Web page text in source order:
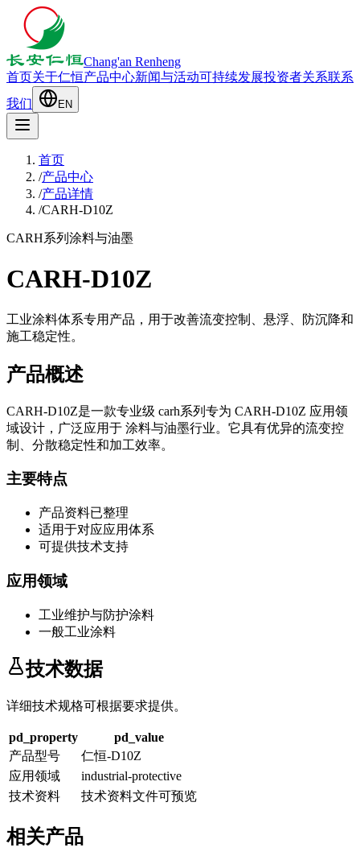
Chang'an Renheng
首页关于仁恒产品中心新闻与活动可持续发展投资者关系联系
我们
EN
首页
/产品中心
/产品详情
/CARH-D10Z
CARH系列 涂料与油墨
CARH-D10Z
工业涂料体系专用产品，用于改善流变控制、悬浮、防沉降和
施工稳定性。
产品概述
CARH-D10Z是一款专业级 carh系列 专为 CARH-D10Z 应用领
域设计，广泛应用于 涂料与油墨行业。它具有优异的流变控
制、分散稳定性和加工效率。
主要特点
产品资料已整理
适用于对应应用体系
可提供技术支持
应用领域
工业维护与防护涂料
一般工业涂料
技术数据
详细技术规格可根据要求提供。
pd_property
pd_value
产品型号
仁恒-D10Z
应用领域
industrial-protective
技术资料
技术资料文件可预览
相关产品